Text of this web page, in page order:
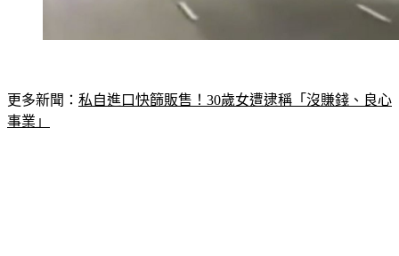
更多新聞： 私自進口快篩販售！30歲女遭逮稱「沒賺錢、良心
事業」